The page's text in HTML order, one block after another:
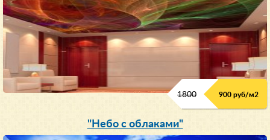
1800 900 руб/м2
"Небо с облаками"